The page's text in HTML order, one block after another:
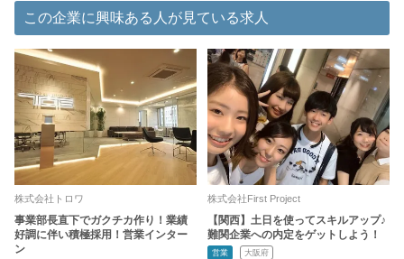
この企業に興味ある人が見ている求人
株式会社トロワ
事業部長直下でガクチカ作り！業績
好調に伴い積極採用！営業インター
ン
株式会社First Project
【関西】土日を使ってスキルアップ♪
難関企業への内定をゲットしよう！
営業 大阪府